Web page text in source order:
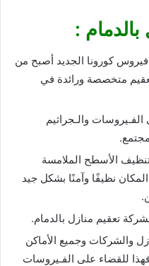
:
كورونا الجديد أصبح من
متخصصة ورائدة في
والـجراثيم
الأسطح الملامسة
نظيفًا وآمنًا بشكل جيد
تعقيم منازل بالدمام.
والشركات وجميع الأماكن
للقضاء على الفـيروسات